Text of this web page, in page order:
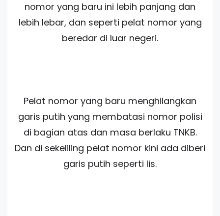
nomor yang baru ini lebih panjang dan
lebih lebar, dan seperti pelat nomor yang
beredar di luar negeri.
Pelat nomor yang baru menghilangkan
garis putih yang membatasi nomor polisi
di bagian atas dan masa berlaku TNKB.
Dan di sekeliling pelat nomor kini ada diberi
garis putih seperti lis.